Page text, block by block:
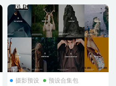
摄影预设 预设合集包